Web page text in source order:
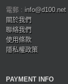
電郵 : info@d100.net
關於我們
聯絡我們
使用條款
隱私權政策
PAYMENT INFO